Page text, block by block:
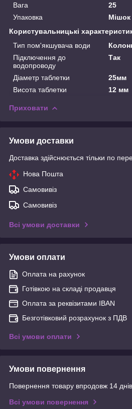
Вага
25
Упаковка
Мішок
Користувальницькі
Тип пом'якшувача води
Підключення до
водопроводу
Так
Діаметр таблетки
25мм
Висота таблетки
12 мм
Приховати
Умови доставки
Доставка здійснюється тільки по
Нова Пошта
Самовивіз
Самовивіз
Всі умови доставки
Умови оплати
Оплата на рахунок
Готівкою на складі продавця
Оплата за реквізитами IBAN
Безготівковий розрахунок з ПДВ
Всі умови оплати
Умови повернення
Повернення товару впродовж 14
Всі умови повернення